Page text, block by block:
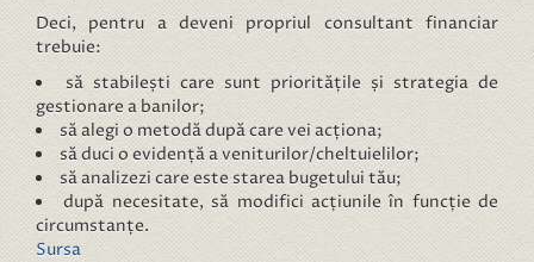
Deci, pentru a deveni propriul consultant financiar
trebuie:
să stabilești care sunt prioritățile și strategia de
gestionare a banilor;
să alegi o metodă după care vei acționa;
să duci o evidență a veniturilor/cheltuielilor;
să analizezi care este starea bugetului tău;
după necesitate, să modifici acțiunile în funcție de
circumstanțe.
Sursa